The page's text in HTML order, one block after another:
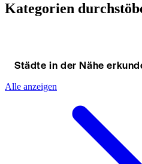
Kategorien
Städte in der Nähe
Alle anzeigen